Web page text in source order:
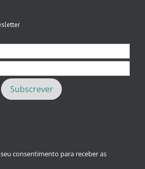
consentimento para receber as